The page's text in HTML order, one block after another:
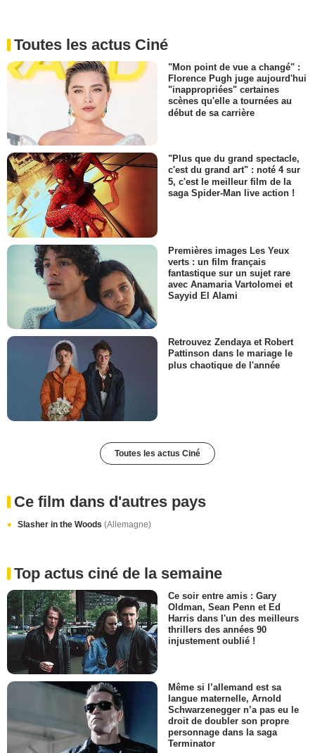
Toutes les actus Ciné
"Mon point de vue a changé" :
Florence Pugh juge aujourd'hui
"inappropriées" certaines
scènes qu'elle a tournées au
début de sa carrière
"Plus que du grand spectacle,
c'est du grand art" : noté 4 sur
5, c'est le meilleur film de la
saga Spider-Man live action !
Premières images Les Yeux
verts : un film français
fantastique sur un sujet rare
avec Anamaria Vartolomei et
Sayyid El Alami
Retrouvez Zendaya et Robert
Pattinson dans le mariage le
plus chaotique de l'année
Toutes les actus Ciné
Ce film dans d'autres pays
Slasher in the Woods (Allemagne)
Top actus ciné de la semaine
Ce soir entre amis : Gary
Oldman, Sean Penn et Ed
Harris dans l'un des meilleurs
thrillers des années 90
injustement oublié !
Même si l’allemand est sa
langue maternelle, Arnold
Schwarzenegger n’a pas eu le
droit de doubler son propre
personnage dans la saga
Terminator